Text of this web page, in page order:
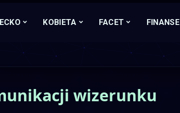
KOBIETA FACET FINANSE
wizerunku